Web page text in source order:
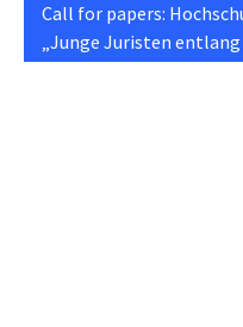
Call for papers:
„Junge Juristen entlang